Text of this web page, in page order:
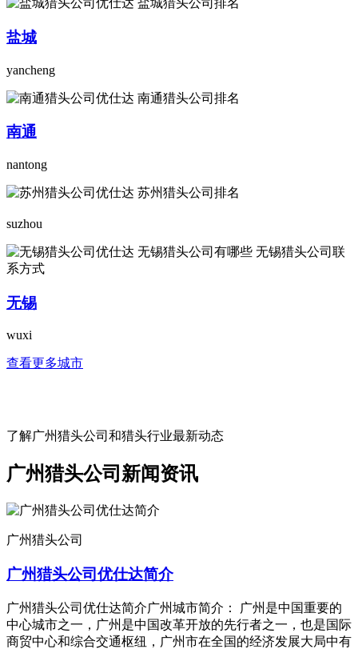
盐城
yancheng
南通
nantong
suzhou
无锡
wuxi
查看更多城市
了解广州猎头公司和猎头行业最新动态
广州猎头公司新闻资讯
广州猎头公司
广州猎头公司优仕达简介
广州猎头公司优仕达简介广州城市简介： 广州是中国重要的
中心城市之一，广州是中国改革开放的先行者之一，也是国际
商贸中心和综合交通枢纽，广州市在全国的经济发展大局中有